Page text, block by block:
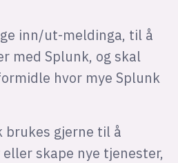
inn/ut-meldinga, til å
med Splunk, og skal
hvor mye Splunk
gjerne til å
skape nye tjenester,